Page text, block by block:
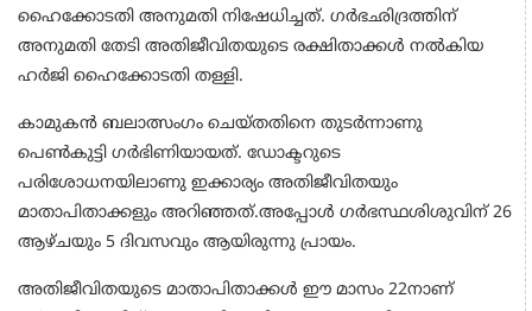
ഹൈക്കോടതി അനുമതി നിഷേധിച്ചത്. ഗര്‍ഭഛിദ്രത്തിന്
അനുമതി തേടി അതിജീവിതയുടെ രക്ഷിതാക്കള്‍ നല്‍കിയ
ഹര്‍ജി ഹൈക്കോടതി തള്ളി.
കാമുകൻ ബലാത്സംഗം ചെയ്തതിനെ തുടർന്നാണു
പെൺകുട്ടി ഗർഭിണിയായത്. ഡോക്ടറുടെ
പരിശോധനയിലാണു ഇക്കാര്യം അതിജീവിതയും
മാതാപിതാക്കളും അറിഞ്ഞത്.അപ്പോള്‍ ഗര്‍ഭസ്ഥശിശുവിന് 26
ആഴ്ചയും 5 ദിവസവും ആയിരുന്നു പ്രായം.
അതിജീവിതയുടെ മാതാപിതാക്കള്‍ ഈ മാസം 22നാണ്